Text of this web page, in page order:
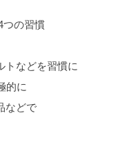
つの習慣
トなどを習慣に
的に
などで